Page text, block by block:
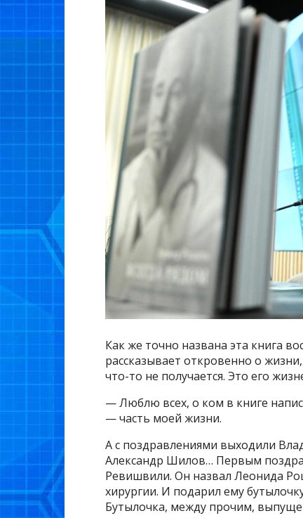
Как же точно названа эта книга
рассказывает откровенно о
что-то не получается. Это его
— Люблю всех, о ком в книге
— часть моей жизни.
А с поздравлениями выходили
Александр Шилов… Первым
Ревишвили. Он назвал Леонида
хирургии. И подарил ему
Бутылочка, между прочим,